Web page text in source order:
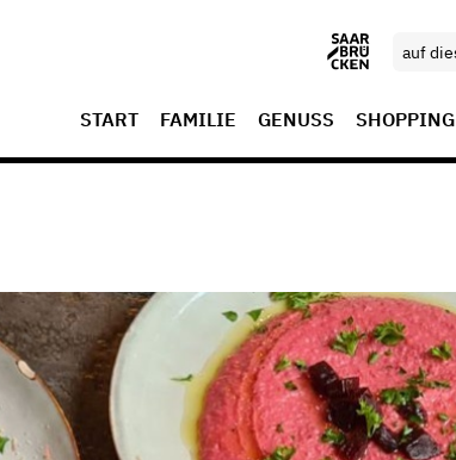
START FAMILIE GENUSS SHOPPING